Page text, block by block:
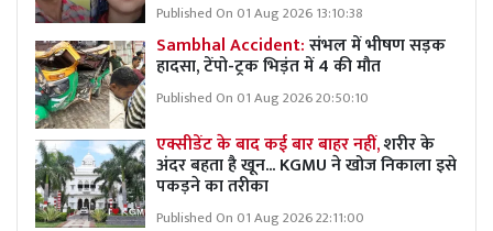
Published On 01 Aug 2026 13:10:38
Sambhal Accident:संभल में भीषण सड़क
हादसा, टेंपो-ट्रक भिड़ंत में 4 की मौत
Published On 01 Aug 2026 20:50:10
एक्सीडेंट के बाद कई बार बाहर नहीं,शरीर के
अंदर बहता है खून... KGMU ने खोज निकाला इसे
पकड़ने का तरीका
Published On 01 Aug 2026 22:11:00